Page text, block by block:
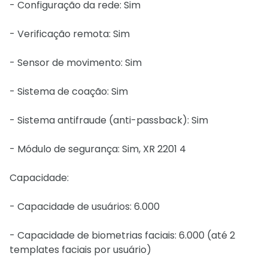
- Configuração da rede: Sim
- Verificação remota: Sim
- Sensor de movimento: Sim
- Sistema de coação: Sim
- Sistema antifraude (anti-passback): Sim
- Módulo de segurança: Sim, XR 2201 4
Capacidade:
- Capacidade de usuários: 6.000
- Capacidade de biometrias faciais: 6.000 (até 2
templates faciais por usuário)